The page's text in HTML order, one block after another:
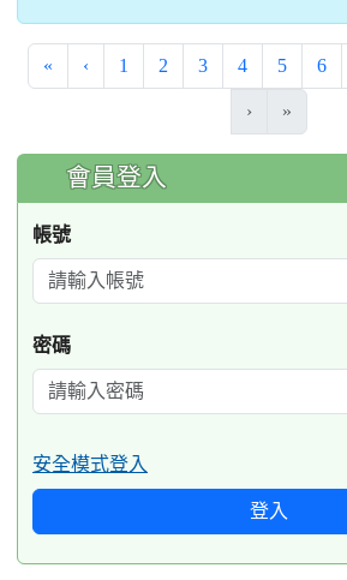
« ‹ 1 2 3 4 5 6
› »
:::
會員登入
帳號
密碼
安全模式登入
登入